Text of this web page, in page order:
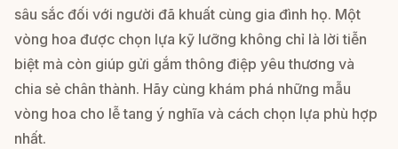
sâu sắc đối với người đã khuất cùng gia đình họ. Một
vòng hoa được chọn lựa kỹ lưỡng không chỉ là lời tiễn
biệt mà còn giúp gửi gắm thông điệp yêu thương và
chia sẻ chân thành. Hãy cùng khám phá những mẫu
vòng hoa cho lễ tang ý nghĩa và cách chọn lựa phù hợp
nhất.